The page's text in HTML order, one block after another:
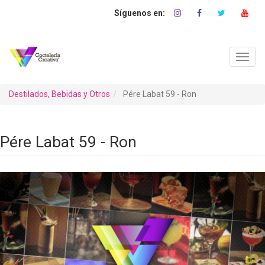
Destilados, Bebidas y Otros Pére Labat 59 - Ron
Pére Labat 59 - Ron